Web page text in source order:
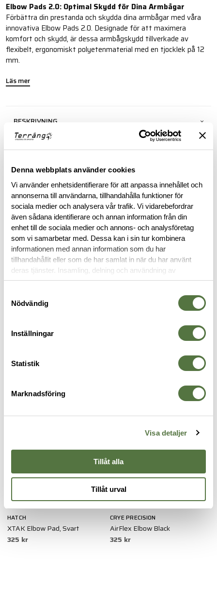
Denna webbplats använder cookies
Vi använder enhetsidentifierare för att anpassa innehållet och
annonserna till användarna, tillhandahålla funktioner för
sociala medier och analysera vår trafik. Vi vidarebefordrar
även sådana identifierare och annan information från din
enhet till de sociala medier och annons- och analysföretag
som vi samarbetar med. Dessa kan i sin tur kombinera
informationen med annan information som du har
tillhandahållit eller som de har samlat in när du har använt
deras tjänster. Insamling, delning och användning av
personuppgifter kan användas för personalisering av
Nödvändig
Inställningar
Statistik
Marknadsföring
Visa detaljer
Tillåt alla
Tillåt urval
Elbow Pads 2.0: Optimal Skydd för Dina Armbågar
Förbättra din prestanda och skydda dina armbågar med våra
innovativa Elbow Pads 2.0. Designade för att maximera
komfort och skydd, är dessa armbågskydd tillverkade av
flexibelt, ergonomiskt polyetenmaterial med en tjocklek på 12
mm.
Läs mer
BESKRIVNING
RECENSIONER
RELATERADE PRODUKTER
ARMBÅGSSKYDD
HATCH
XTAK Elbow Pad, Svart
325 kr
CRYE PRECISION
AirFlex Elbow Black
325 kr